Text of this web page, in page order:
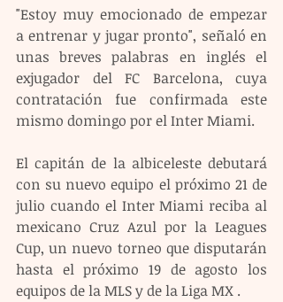
"Estoy muy emocionado de empezar
a entrenar y jugar pronto", señaló en
unas breves palabras en inglés el
exjugador del FC Barcelona, cuya
contratación fue confirmada este
mismo domingo por el Inter Miami.
El capitán de la albiceleste debutará
con su nuevo equipo el próximo 21 de
julio cuando el Inter Miami reciba al
mexicano Cruz Azul por la Leagues
Cup, un nuevo torneo que disputarán
hasta el próximo 19 de agosto los
equipos de la MLS y de la Liga MX .